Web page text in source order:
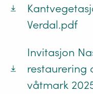
Verdal.pdf
Invitasjon
restaurering
våtmark